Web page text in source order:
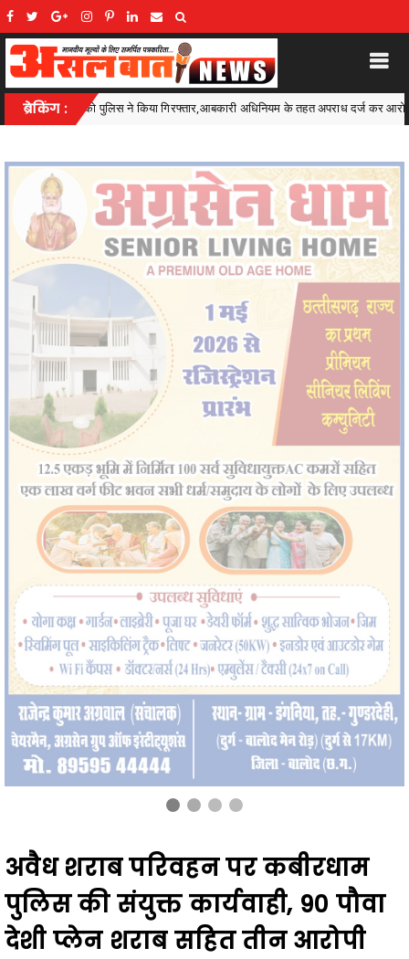
ब्रेकिंग :
अधिनियम के तहत अपराध दर्ज कर आरोपी को भेजा गया सलाखों के पीछे
अवैध शराब परिवहन पर कबीरधाम
पुलिस की संयुक्त कार्यवाही, 90 पौवा
देशी प्लेन शराब सहित तीन आरोपी